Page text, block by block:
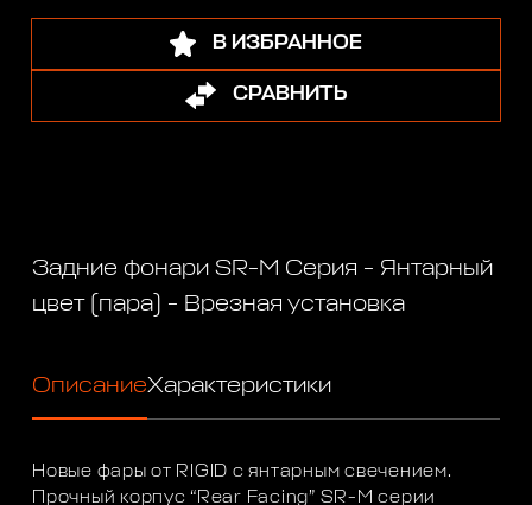
В ИЗБРАННОЕ
СРАВНИТЬ
Задние фонари SR-M Серия - Янтарный
цвет (пара) - Врезная установка
ОписаниеХарактеристики
Новые фары от RIGID с янтарным свечением.
Прочный корпус “Rear Facing” SR-M серии